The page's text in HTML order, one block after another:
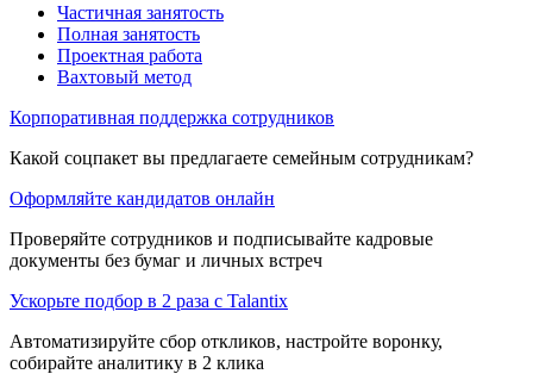
Частичная занятость
Полная занятость
Проектная работа
Вахтовый метод
Корпоративная поддержка сотрудников
Какой соцпакет вы предлагаете семейным сотрудникам?
Оформляйте кандидатов онлайн
Проверяйте сотрудников и подписывайте кадровые
документы без бумаг и личных встреч
Ускорьте подбор в 2 раза с Talantix
Автоматизируйте сбор откликов, настройте воронку,
собирайте аналитику в 2 клика